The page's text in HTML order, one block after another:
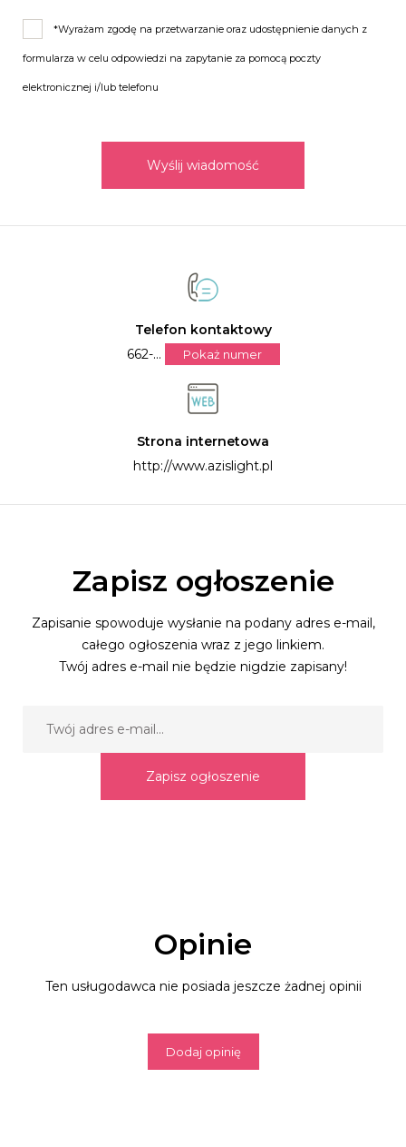
*Wyrażam zgodę na przetwarzanie oraz udostępnienie danych z
formularza w celu odpowiedzi na zapytanie za pomocą poczty
elektronicznej i/lub telefonu
Wyślij wiadomość
Telefon kontaktowy
662-...
Pokaż numer
Strona internetowa
http://www.azislight.pl
Zapisz ogłoszenie
Zapisanie spowoduje wysłanie na podany adres e-mail,
całego ogłoszenia wraz z jego linkiem.
Twój adres e-mail nie będzie nigdzie zapisany!
Zapisz ogłoszenie
Opinie
Ten usługodawca nie posiada jeszcze żadnej opinii
Dodaj opinię